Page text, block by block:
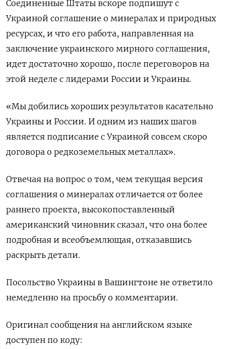
Соединенные Штаты вскоре подпишут с
Украиной соглашение о минералах и природных
ресурсах, и что его работа, направленная на
заключение украинского мирного соглашения,
идет достаточно хорошо, после переговоров на
этой неделе с лидерами России и Украины.
«Мы добились хороших результатов касательно
Украины и России. И одним из наших шагов
является подписание с Украиной совсем скоро
договора о редкоземельных металлах».
Отвечая на вопрос о том, чем текущая версия
соглашения о минералах отличается от более
раннего проекта, высокопоставленный
американский чиновник сказал, что она более
подробная и всеобъемлющая, отказавшись
раскрыть детали.
Посольство Украины в Вашингтоне не ответило
немедленно на просьбу о комментарии.
Оригинал сообщения на английском языке
доступен по коду: